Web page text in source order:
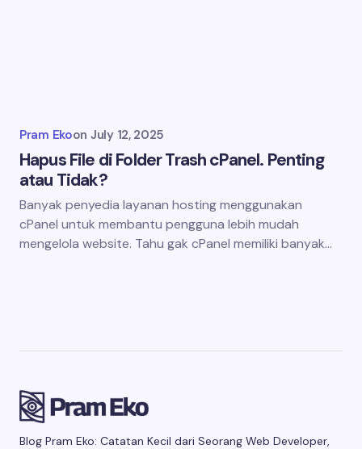
Pram Ekoon July 12, 2025
Hapus File di Folder Trash cPanel. Penting
atau Tidak?
Banyak penyedia layanan hosting menggunakan
cPanel untuk membantu pengguna lebih mudah
mengelola website. Tahu gak cPanel memiliki banyak…
Blog Pram Eko: Catatan Kecil dari Seorang Web Developer,